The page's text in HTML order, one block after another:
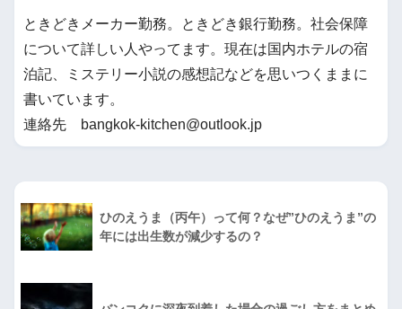
ときどきメーカー勤務。ときどき銀行勤務。社会保障
について詳しい人やってます。現在は国内ホテルの宿
泊記、ミステリー小説の感想記などを思いつくままに
書いています。
連絡先 bangkok-kitchen@outlook.jp
ひのえうま（丙午）って何？なぜ”ひのえうま”の
年には出生数が減少するの？